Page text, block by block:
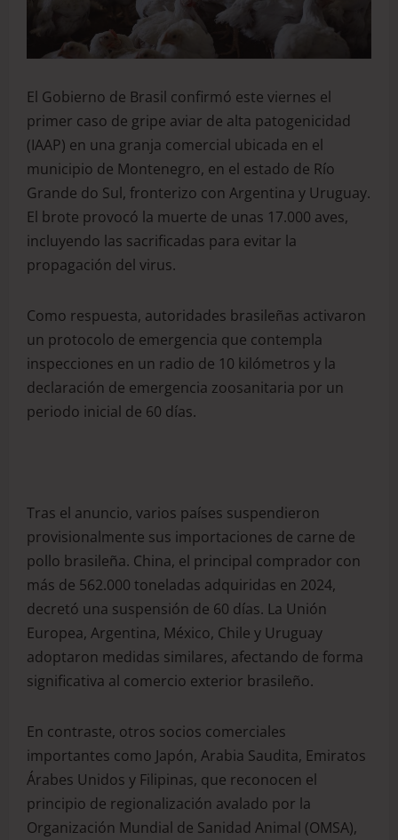
El Gobierno de Brasil confirmó este viernes el
primer caso de gripe aviar de alta patogenicidad
(IAAP) en una granja comercial ubicada en el
municipio de Montenegro, en el estado de Río
Grande do Sul, fronterizo con Argentina y Uruguay.
El brote provocó la muerte de unas 17.000 aves,
incluyendo las sacrificadas para evitar la
propagación del virus.
Como respuesta, autoridades brasileñas activaron
un protocolo de emergencia que contempla
inspecciones en un radio de 10 kilómetros y la
declaración de emergencia zoosanitaria por un
periodo inicial de 60 días.
Tras el anuncio, varios países suspendieron
provisionalmente sus importaciones de carne de
pollo brasileña. China, el principal comprador con
más de 562.000 toneladas adquiridas en 2024,
decretó una suspensión de 60 días. La Unión
Europea, Argentina, México, Chile y Uruguay
adoptaron medidas similares, afectando de forma
significativa al comercio exterior brasileño.
En contraste, otros socios comerciales
importantes como Japón, Arabia Saudita, Emiratos
Árabes Unidos y Filipinas, que reconocen el
principio de regionalización avalado por la
Organización Mundial de Sanidad Animal (OMSA),